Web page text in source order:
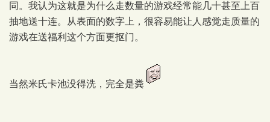
同。我认为这就是为什么走数量的游戏经常能几十甚至上百
抽地送十连。从表面的数字上，很容易能让人感觉走质量的
游戏在送福利这个方面更抠门。
当然米氏卡池没得洗，完全是粪